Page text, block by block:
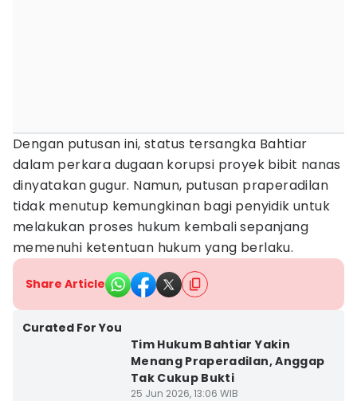
Dengan putusan ini, status tersangka Bahtiar
dalam perkara dugaan korupsi proyek bibit nanas
dinyatakan gugur. Namun, putusan praperadilan
tidak menutup kemungkinan bagi penyidik untuk
melakukan proses hukum kembali sepanjang
memenuhi ketentuan hukum yang berlaku.
Share Article
Curated For You
Tim Hukum Bahtiar Yakin
Menang Praperadilan, Anggap
Tak Cukup Bukti
25 Jun 2026, 13:06 WIB